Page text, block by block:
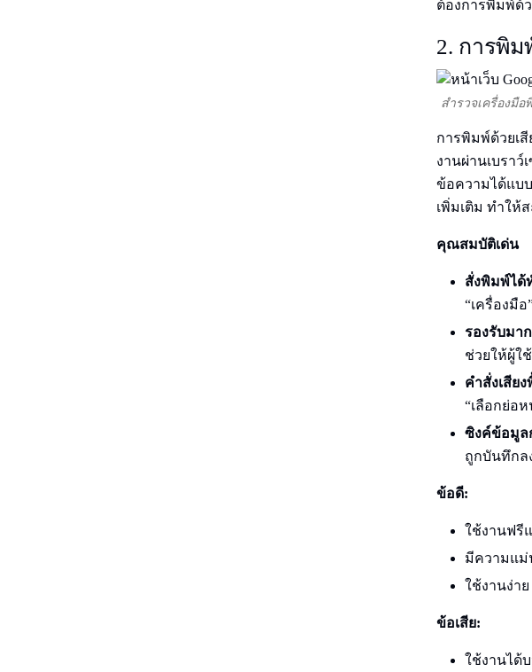
ต้องการพิมพ์ด้
2. การพิม
สำรวจเครื่องมือ
การพิมพ์ด้วยเสี
งานผ่านเบราว์
ข้อความได้แบ
เพิ่มเติม ทำให้
คุณสมบัติเด่น
สั่งพิมพ์ได้
“เครื่องมื
รองรับมา
ช่วยให้ผู้ใ
คำสั่งเสีย
“เลือกย่อ
ซิงค์ข้อมูล
ถูกบันทึกล
ข้อดี:
ใช้งานฟรี
มีความแม่
ใช้งานง่าย
ข้อเสีย:
ใช้งานได้บ